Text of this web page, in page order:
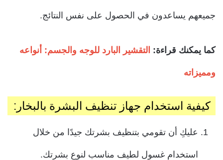
جميعهم يساعدون في الحصول على نفس النتائج.
كما يمكنك قراءة: التقشير البارد للوجه والجسم: أنواعه
ومميزاته
كيفية استخدام جهاز تنظيف البشرة بالبخار:
عليكِ أن تقومي بتنظيف بشرتك جيدًا من خلال
استخدام غسول لطيف مناسب لنوع بشرتك.